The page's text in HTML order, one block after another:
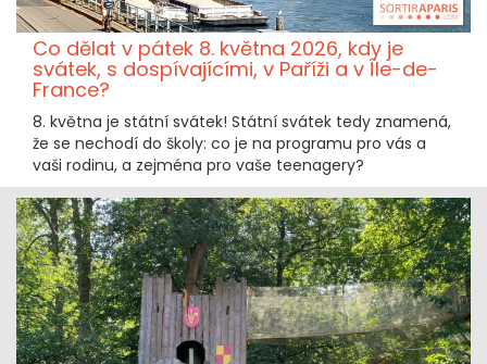
Co dělat v pátek 8. května 2026, kdy je
svátek, s dospívajícími, v Paříži a v Île-de-
France?
8. května je státní svátek! Státní svátek tedy znamená,
že se nechodí do školy: co je na programu pro vás a
vaši rodinu, a zejména pro vaše teenagery?